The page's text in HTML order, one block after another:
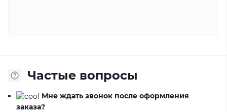
Частые вопросы
Мне ждать звонок после оформления
заказа?